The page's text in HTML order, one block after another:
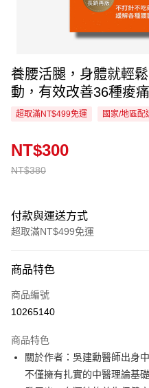
養腰活腿，身體就輕
動，有效改善36種痠
超取滿NT$499免運 國家/地區配
NT$380
NT$300
付款與運送方式
超取滿NT$499免運
信用卡一次付款
超商取貨付款
Apple Pay
街口支付
商品特色
商品編號
10265140
商品特色
關於作者：吳建勳醫師出身
不僅擁有扎實的中醫理論基